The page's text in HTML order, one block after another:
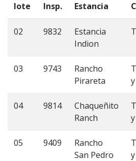
lote
Insp.
Estancia
02 9832
Estancia
Indion
03 9743
Rancho
Pirareta
04 9814
Chaqueñito
Ranch
05 9409
Rancho
San Pedro